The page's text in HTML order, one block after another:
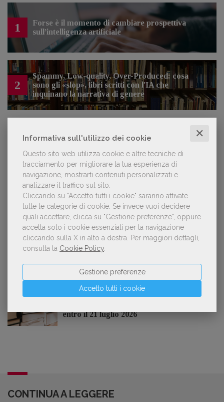
Informativa sull'utilizzo dei cookie ✕
Questo sito web utilizza cookie e altre tecniche di
tracciamento per migliorare la tua esperienza di
navigazione, mostrarti contenuti personalizzati e
analizzare il traffico sul sito.
Cliccando su "Accetto tutti i cookie" saranno attivate
tutte le categorie di cookie. Se invece vuoi decidere
quali accettare, clicca su "Gestione preferenze", oppure
accetta solo i cookie essenziali per la navigazione
cliccando sulla X in alto a destra. Per maggiori dettagli,
consulta la Cookie Policy
Accetto tutti i cookie
Gestione preferenze
1
Forse è il momento di cambiare prospettiva
sull’intelligenza artificiale
2
Spammy, Low-quality, Over-Produced: cosa
sono gli «slop», libri scritti con l'IA che
inquinano la narrativa di genere
Kobo ha rifiutato il 45% dei testi ricevuti per
NOTIZIE DALL'AIE
Il Premio Inge Feltrinelli apre le
candidature per la quinta edizione,
dedicata al tema della pace
Aperte le adesioni alla collettiva italiana
della China Shanghai International
entro il 21 luglio 2026
CONTINUA A LEGGERE